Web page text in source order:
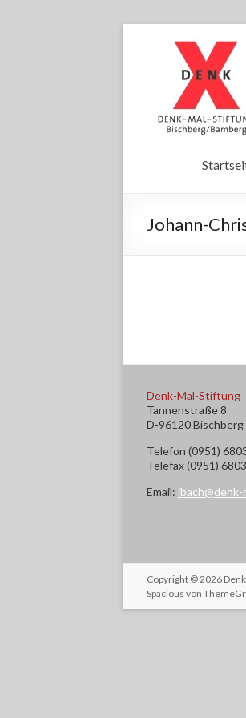
Johann-
Denk-Mal-Stiftung
Tannenstraße 8
D-96120 Bischberg
Telefon (0951)
Telefax (0951)
Email:
Copyright © 2026
Spacious von